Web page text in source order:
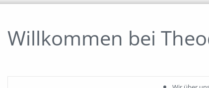
Willkommen bei